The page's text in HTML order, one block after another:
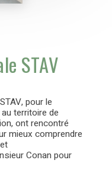
STAV
pour le
territoire de
ont rencontré
mieux comprendre
Conan pour